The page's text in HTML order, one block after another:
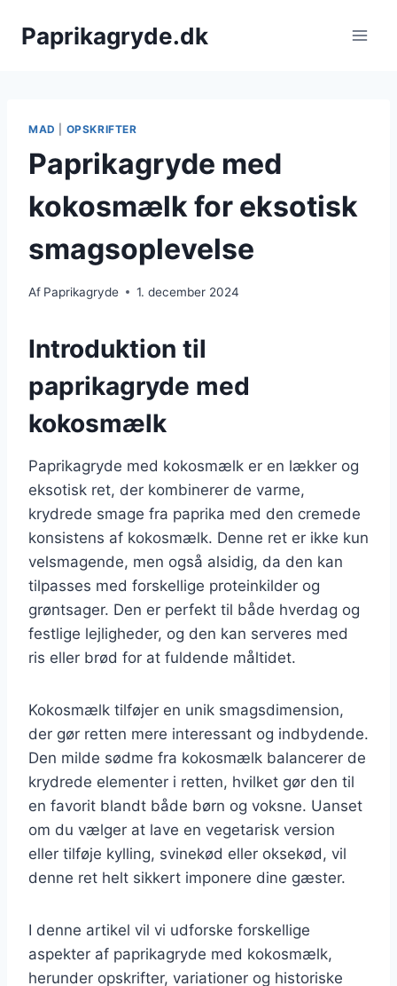
Paprikagryde.dk
MAD OPSKRIFTER
Paprikagryde med
kokosmælk for eksotisk
smagsoplevelse
Af Paprikagryde 1. december 2024
Introduktion til
paprikagryde med
kokosmælk
Paprikagryde med kokosmælk er en lækker og
eksotisk ret, der kombinerer de varme,
krydrede smage fra paprika med den cremede
konsistens af kokosmælk. Denne ret er ikke kun
velsmagende, men også alsidig, da den kan
tilpasses med forskellige proteinkilder og
grøntsager. Den er perfekt til både hverdag og
festlige lejligheder, og den kan serveres med
ris eller brød for at fuldende måltidet.
Kokosmælk tilføjer en unik smagsdimension,
der gør retten mere interessant og indbydende.
Den milde sødme fra kokosmælk balancerer de
krydrede elementer i retten, hvilket gør den til
en favorit blandt både børn og voksne. Uanset
om du vælger at lave en vegetarisk version
eller tilføje kylling, svinekød eller oksekød, vil
denne ret helt sikkert imponere dine gæster.
I denne artikel vil vi udforske forskellige
aspekter af paprikagryde med kokosmælk,
herunder opskrifter, variationer og historiske